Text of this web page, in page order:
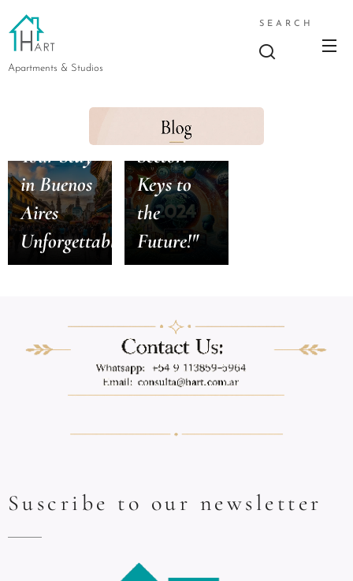
Apartments & Studios
SEARCH
Your Stay
in Buenos
Aires
Unforgettable!"
Tourism
Sector:
Keys to
the
Future!"
Suscribe to our newsletter